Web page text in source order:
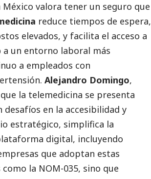
México valora tener un seguro que
reduce tiempos de espera,
elevados, y facilita el acceso a
un entorno laboral más
a empleados con
Alejandro Domingo,
la telemedicina se presenta
en la accesibilidad y
estratégico, simplifica la
digital, incluyendo
que adoptan estas
la NOM-035, sino que